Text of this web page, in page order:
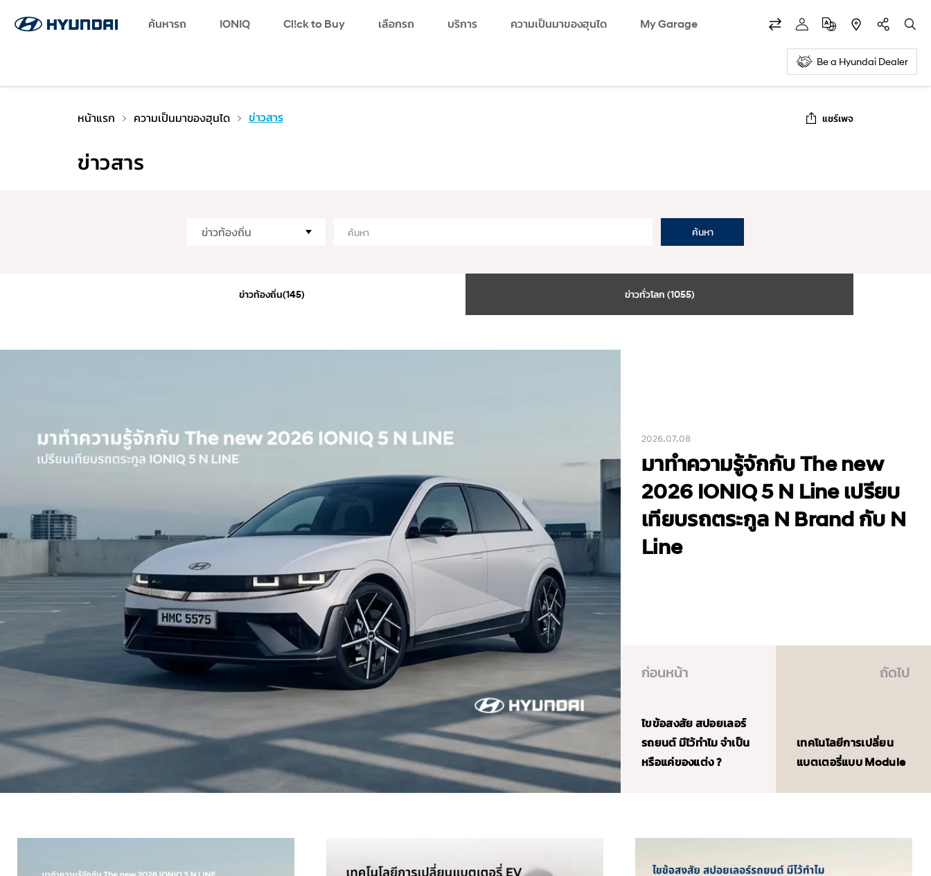
ค้นหารถ IONIQ Cl!ck to Buy เลือกรถ บริการ ความเป็นมาของฮุนได My Garage
FavoritesLog in LanguageFind a Dealer
SNS page search
Be a Hyundai Dealer
หน้าแรก ความเป็นมาของฮุนได ข่าวสาร แชร์เพจ
ข่าวสาร
ค้นหา
ข่าวท้องถิ่น(145) ข่าวทั่วโลก (1055)
2026.07.08
มาทำความรู้จักกับ The new
2026 IONIQ 5 N Line เปรียบ
เทียบรถตระกูล N Brand กับ N
Line
ก่อนหน้า
ไขข้อสงสัย สปอยเลอร์
รถยนต์ มีไว้ทำไม จำเป็น
หรือแค่ของแต่ง ?
ถัดไป
เทคโนโลยีการเปลี่ยน
แบตเตอรี่แบบ Module